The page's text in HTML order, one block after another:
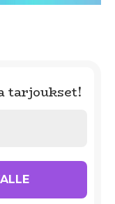
tarjoukset!